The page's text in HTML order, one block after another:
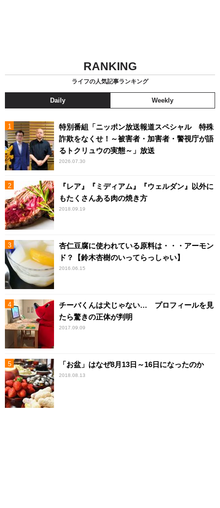
RANKING
ライフの人気記事ランキング
Daily Weekly
特別番組「ニッポン放送報道スペシャル 特殊
詐欺をなくせ！～被害者・加害者・警視庁が語
るトクリュウの実態～」放送
2026.07.30
『レア』『ミディアム』『ウェルダン』以外に
もたくさんある肉の焼き方
2018.09.19
杏仁豆腐に使われている原料は・・・アーモン
ド？【鈴木杏樹のいってらっしゃい】
2016.06.15
チーバくんは犬じゃない… プロフィールを見
たら驚きの正体が判明
2017.09.09
「お盆」はなぜ8月13日～16日になったのか
2018.08.13